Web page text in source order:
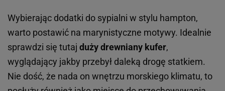
Wybierając dodatki do sypialni w stylu hampton,
warto postawić na marynistyczne motywy. Idealnie
sprawdzi się tutaj duży drewniany kufer,
wyglądający jakby przebył daleką drogę statkiem.
Nie dość, że nada on wnętrzu morskiego klimatu, to